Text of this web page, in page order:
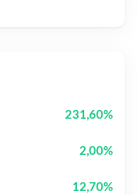
231,60%
2,00%
12,70%